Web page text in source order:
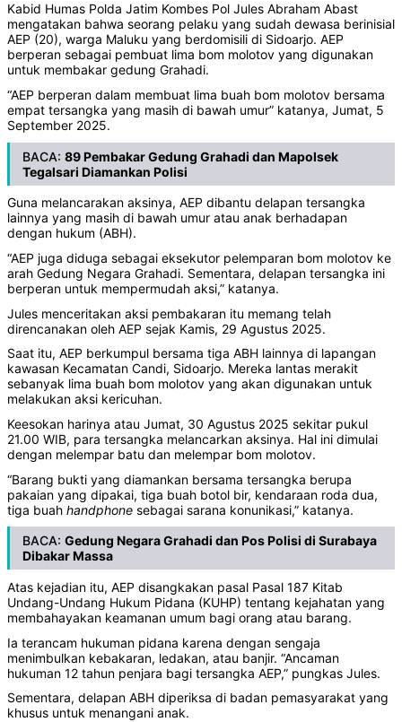
Kabid Humas Polda Jatim Kombes Pol Jules Abraham Abast
mengatakan bahwa seorang pelaku yang sudah dewasa berinisial
AEP (20), warga Maluku yang berdomisili di Sidoarjo. AEP
berperan sebagai pembuat lima bom molotov yang digunakan
untuk membakar gedung Grahadi.
“AEP berperan dalam membuat lima buah bom molotov bersama
empat tersangka yang masih di bawah umur” katanya, Jumat, 5
September 2025.
BACA: 89 Pembakar Gedung Grahadi dan Mapolsek
Tegalsari Diamankan Polisi
Guna melancarakan aksinya, AEP dibantu delapan tersangka
lainnya yang masih di bawah umur atau anak berhadapan
dengan hukum (ABH).
“AEP juga diduga sebagai eksekutor pelemparan bom molotov ke
arah Gedung Negara Grahadi. Sementara, delapan tersangka ini
berperan untuk mempermudah aksi,” katanya.
Jules menceritakan aksi pembakaran itu memang telah
direncanakan oleh AEP sejak Kamis, 29 Agustus 2025.
Saat itu, AEP berkumpul bersama tiga ABH lainnya di lapangan
kawasan Kecamatan Candi, Sidoarjo. Mereka lantas merakit
sebanyak lima buah bom molotov yang akan digunakan untuk
melakukan aksi kericuhan.
Keesokan harinya atau Jumat, 30 Agustus 2025 sekitar pukul
21.00 WIB, para tersangka melancarkan aksinya. Hal ini dimulai
dengan melempar batu dan melempar bom molotov.
“Barang bukti yang diamankan bersama tersangka berupa
pakaian yang dipakai, tiga buah botol bir, kendaraan roda dua,
tiga buah handphone sebagai sarana konunikasi,” katanya.
BACA: Gedung Negara Grahadi dan Pos Polisi di Surabaya
Dibakar Massa
Atas kejadian itu, AEP disangkakan pasal Pasal 187 Kitab
Undang-Undang Hukum Pidana (KUHP) tentang kejahatan yang
membahayakan keamanan umum bagi orang atau barang.
Ia terancam hukuman pidana karena dengan sengaja
menimbulkan kebakaran, ledakan, atau banjir. “Ancaman
hukuman 12 tahun penjara bagi tersangka AEP,” pungkas Jules.
Sementara, delapan ABH diperiksa di badan pemasyarakat yang
khusus untuk menangani anak.